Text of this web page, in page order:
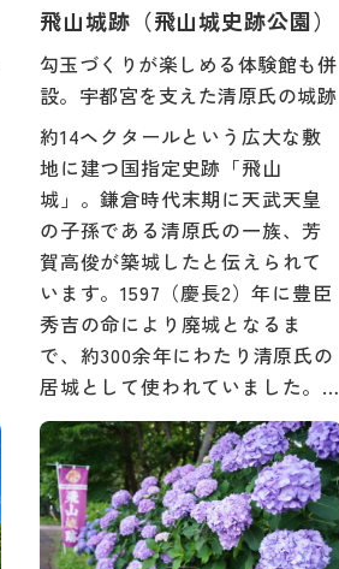
飛山城跡（飛山城史跡公園）
勾玉づくりが楽しめる体験館も併
設。宇都宮を支えた清原氏の城跡
約14ヘクタールという広大な敷
地に建つ国指定史跡「飛山
城」。鎌倉時代末期に天武天皇
の子孫である清原氏の一族、芳
賀高俊が築城したと伝えられて
います。1597（慶長2）年に豊臣
秀吉の命により廃城となるま
で、約300余年にわたり清原氏の
居城として使われていました。…